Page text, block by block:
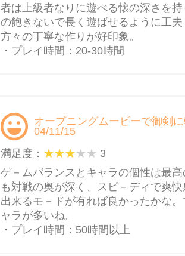
者は上級者なりに遊べる懐の深さを
の飽きないで長く遊ばせるように工
方々の丁寧な作りが好印象。
・プレイ時間：20-30時間
オープニングムービーで御剣
04/11/15
満足度：
3
ゲ－ムバランスとキャラの個性は最
も対戦の奥が深く、スピ－ディで爽
出来るモ－ドが有れば良かったかな
ャラが多いね。
・プレイ時間：50時間以上